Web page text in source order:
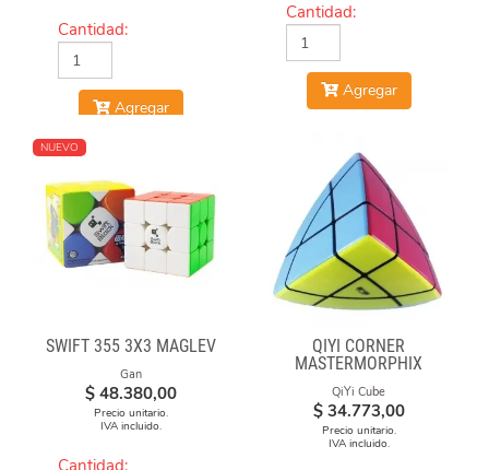
Cantidad:
Agregar
Cantidad:
Agregar
NUEVO
SWIFT 355 3X3 MAGLEV
Gan
$ 48.380,00
Precio unitario.
IVA incluido.
Cantidad:
QIYI CORNER
MASTERMORPHIX
QiYi Cube
$ 34.773,00
Precio unitario.
IVA incluido.